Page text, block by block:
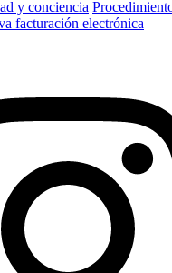
y conciencia
facturación electrónica